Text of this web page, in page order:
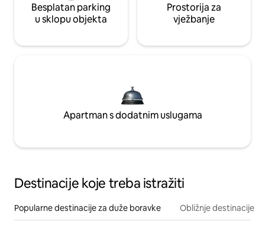
Besplatan parking
u sklopu objekta
Prostorija za
vježbanje
Apartman s dodatnim uslugama
Destinacije koje treba istražiti
Popularne destinacije za duže boravke Obližnje destinacije